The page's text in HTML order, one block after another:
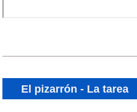
El pizarrón - La tarea